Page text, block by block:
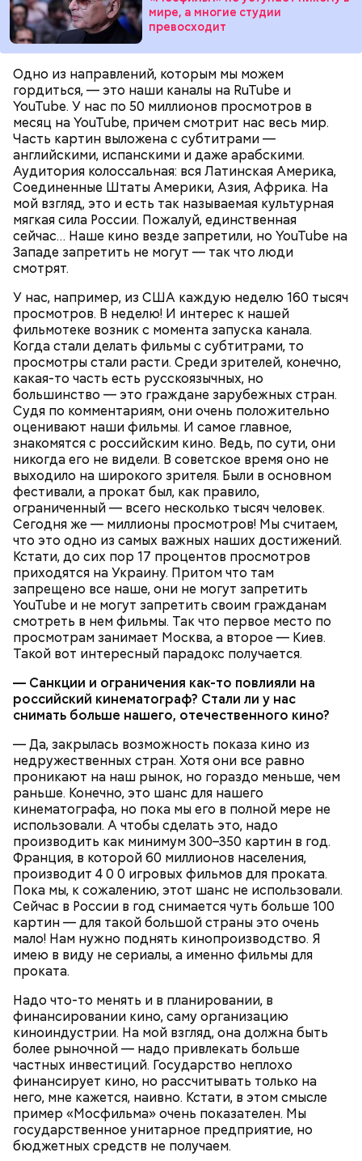
мире, а многие студии
превосходит
Одно из направлений, которым мы можем
гордиться, — это наши каналы на RuTube и
YouTube. У нас по 50 миллионов просмотров в
месяц на YouTube, причем смотрит нас весь мир.
Часть картин выложена с субтитрами —
английскими, испанскими и даже арабскими.
Аудитория колоссальная: вся Латинская Америка,
Соединенные Штаты Америки, Азия, Африка. На
мой взгляд, это и есть так называемая культурная
мягкая сила России. Пожалуй, единственная
сейчас… Наше кино везде запретили, но YouTube на
Западе запретить не могут — так что люди
смотрят.
У нас, например, из США каждую неделю 160 тысяч
просмотров. В неделю! И интерес к нашей
фильмотеке возник с момента запуска канала.
Когда стали делать фильмы с субтитрами, то
просмотры стали расти. Среди зрителей, конечно,
какая-то часть есть русскоязычных, но
большинство — это граждане зарубежных стран.
Судя по комментариям, они очень положительно
оценивают наши фильмы. И самое главное,
знакомятся с российским кино. Ведь, по сути, они
никогда его не видели. В советское время оно не
выходило на широкого зрителя. Были в основном
фестивали, а прокат был, как правило,
ограниченный — всего несколько тысяч человек.
Сегодня же — миллионы просмотров! Мы считаем,
что это одно из самых важных наших достижений.
Кстати, до сих пор 17 процентов просмотров
приходятся на Украину. Притом что там
запрещено все наше, они не могут запретить
YouTube и не могут запретить своим гражданам
смотреть в нем фильмы. Так что первое место по
просмотрам занимает Москва, а второе — Киев.
Такой вот интересный парадокс получается.
— Санкции и ограничения как-то повлияли на
российский кинематограф? Стали ли у нас
снимать больше нашего, отечественного кино?
— Да, закрылась возможность показа кино из
недружественных стран. Хотя они все равно
проникают на наш рынок, но гораздо меньше, чем
раньше. Конечно, это шанс для нашего
кинематографа, но пока мы его в полной мере не
использовали. А чтобы сделать это, надо
производить как минимум 300–350 картин в год.
Франция, в которой 60 миллионов населения,
производит 4 0 0 игровых фильмов для проката.
Пока мы, к сожалению, этот шанс не использовали.
Сейчас в России в год снимается чуть больше 100
картин — для такой большой страны это очень
мало! Нам нужно поднять кинопроизводство. Я
имею в виду не сериалы, а именно фильмы для
проката.
Надо что-то менять и в планировании, в
финансировании кино, саму организацию
киноиндустрии. На мой взгляд, она должна быть
более рыночной — надо привлекать больше
частных инвестиций. Государство неплохо
финансирует кино, но рассчитывать только на
него, мне кажется, наивно. Кстати, в этом смысле
пример «Мосфильма» очень показателен. Мы
государственное унитарное предприятие, но
бюджетных средств не получаем.
— Там может содержаться огромное количество
нитратов, которое вызовет головокружение,
гипоксию и ухудшение физического состояния, —
предостерегла Соломатина.
Также не нужно есть дыню до корки, потому что
именно там скапливаются нитраты. И важно
тщательно ее мыть, чтобы не отравиться, добавила
собеседница «ВМ».
Как выбрать дыню
Фото: Shutterstock